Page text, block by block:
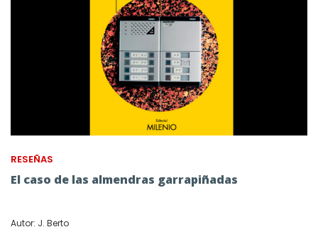
RESEÑAS
El caso de las almendras garrapiñadas
Autor: J. Berto